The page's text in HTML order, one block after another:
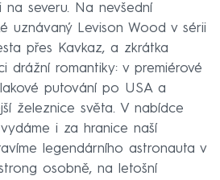
severu. Na nevšední
uznávaný Levison Wood v sérii
přes Kavkaz, a zkrátka
drážní romantiky: v premiérové
putování po USA a
železnice světa. V nabídce
i za hranice naší
legendárního astronauta v
osobně, na letošní